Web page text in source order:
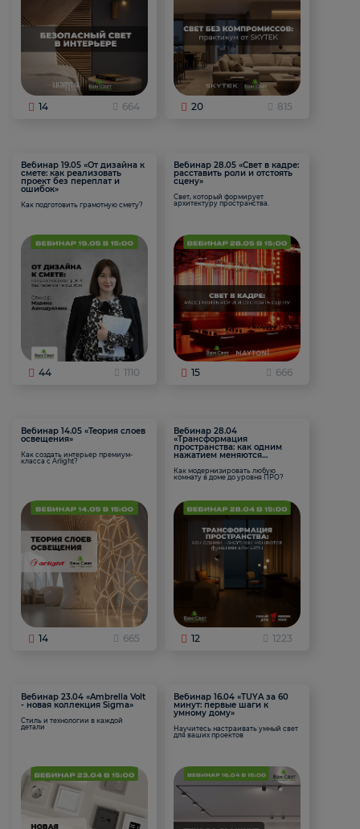
14 664 20 815
Вебинар 19.05 «От дизайна к
смете: как реализовать
проект без переплат и
ошибок»
Как подготовить грамотную смету?
44 1110
Вебинар 28.05 «Свет в кадре:
расставить роли и отстоять
сцену»
Свет, который формирует
архитектуру пространства.
15 666
Вебинар 14.05 «Теория слоев
освещения»
Как создать интерьер премиум-
класса с Arlight?
14 665
Вебинар 28.04
«Трансформация
пространства: как одним
нажатием меняются
Как модернизировать любую
комнату в доме до уровня ПРО?
12 1223
Вебинар 23.04 «Ambrella Volt
- новая коллекция Sigma»
Стиль и технологии в каждой
детали
Вебинар 16.04 «TUYA за 60
минут: первые шаги к
умному дому»
Научитесь настраивать умный свет
для ваших проектов